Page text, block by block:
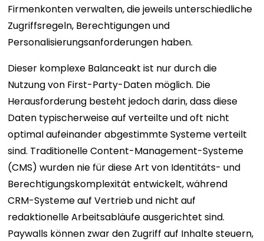
Firmenkonten verwalten, die jeweils unterschiedliche
Zugriffsregeln, Berechtigungen und
Personalisierungsanforderungen haben.
Dieser komplexe Balanceakt ist nur durch die
Nutzung von First-Party-Daten möglich. Die
Herausforderung besteht jedoch darin, dass diese
Daten typischerweise auf verteilte und oft nicht
optimal aufeinander abgestimmte Systeme verteilt
sind. Traditionelle Content-Management-Systeme
(CMS) wurden nie für diese Art von Identitäts- und
Berechtigungskomplexität entwickelt, während
CRM-Systeme auf Vertrieb und nicht auf
redaktionelle Arbeitsabläufe ausgerichtet sind.
Paywalls können zwar den Zugriff auf Inhalte steuern,